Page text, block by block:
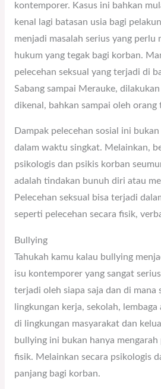
kontemporer. Kasus ini bahkan
kenal lagi batasan usia bagi
menjadi masalah serius yang perlu
hukum yang tegak bagi korban.
pelecehan seksual yang terjadi di
Sabang sampai Merauke,
dikenal, bahkan sampai oleh orang
Dampak pelecehan sosial ini
dalam waktu singkat. Melainkan,
psikologis dan psikis korban
adalah tindakan bunuh diri atau
Pelecehan seksual bisa terjadi
seperti pelecehan secara fisik,
Bullying
Tahukah kamu kalau bullying
isu kontemporer yang sangat
terjadi oleh siapa saja dan di mana
lingkungan kerja, sekolah,
di lingkungan masyarakat dan
bullying ini bukan hanya mengarah
fisik. Melainkan secara psikologis
panjang bagi korban.